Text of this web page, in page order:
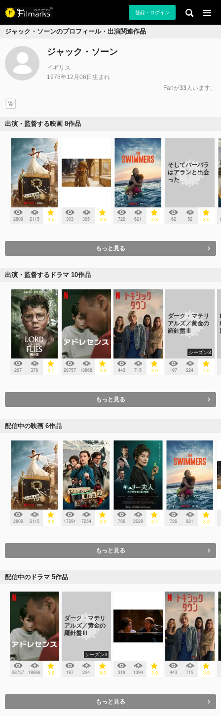
登録・ログイン
ジャック・ソーンのプロフィール・出演関連作品
ジャック・ソーン
イギリス
1978年12月06日生まれ
Fanが33 人います。
出演・監督する映画 8作品
2809 2115 3.5 303 365 3.6 726 621 3.8
そしてバーバラ
はアランと出会
った
62 52 3.6
もっと見る
出演・監督するドラマ 10作品
267 378 3.7 28757 18868 3.9 443 715 3.9
ダーク・マテリ
アルズ／黄金の
羅針盤Ⅲ
シーズン3
197 224 4.0
もっと見る
配信中の映画 6作品
2809 2115 3.5 17291 7254 3.9 706 2229 3.4 726 621 3.8
もっと見る
配信中のドラマ 5作品
28757 18868 3.9
ダーク・マテリ
アルズ／黄金の
羅針盤Ⅲ
シーズン3
197 224 4.0 318 1394 3.9 443 715 3.9
もっと見る